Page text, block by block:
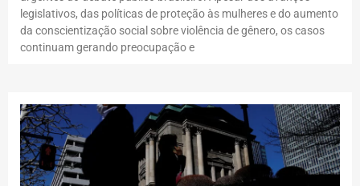
legislativos, das políticas de proteção às mulheres e do aumento
da conscientização social sobre violência de gênero, os casos
continuam gerando preocupação e